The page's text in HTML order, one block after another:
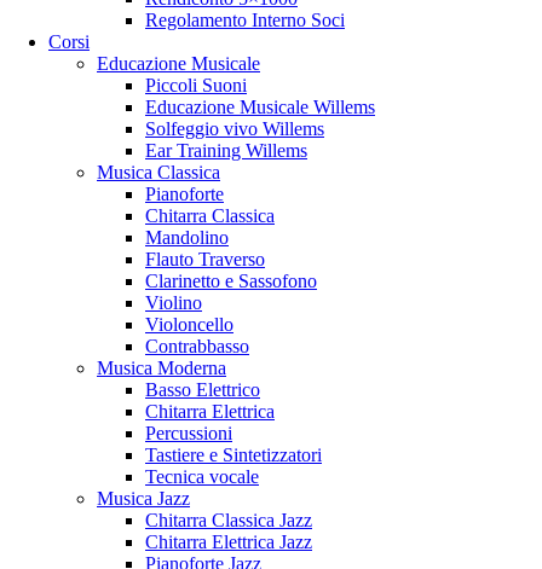
Regolamento Interno Soci
Corsi
Educazione Musicale
Piccoli Suoni
Educazione Musicale Willems
Solfeggio vivo Willems
Ear Training Willems
Musica Classica
Pianoforte
Chitarra Classica
Mandolino
Flauto Traverso
Clarinetto e Sassofono
Violino
Violoncello
Contrabbasso
Musica Moderna
Basso Elettrico
Chitarra Elettrica
Percussioni
Tastiere e Sintetizzatori
Tecnica vocale
Musica Jazz
Chitarra Classica Jazz
Chitarra Elettrica Jazz
Pianoforte Jazz